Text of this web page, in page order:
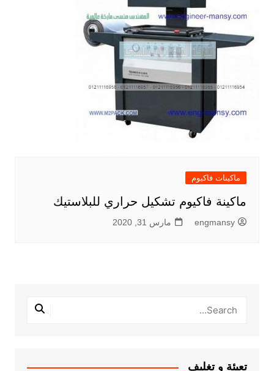
ماكينات فاكيوم
ماكينة فاكيوم تشكيل حراري للبلاستيك
engmansy مارس 31, 2020
تعبئة و تغليف